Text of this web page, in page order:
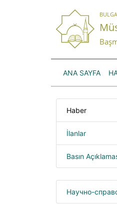
ANA SAYFA
Haber
İlanlar
Basın
Научно-